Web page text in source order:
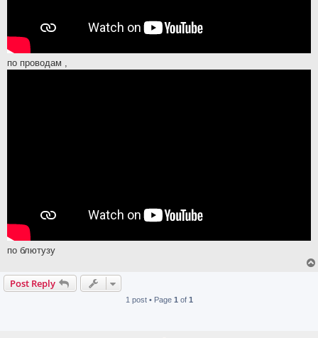
по проводам ,
по блютузу
Post Reply
1 post • Page 1 of 1